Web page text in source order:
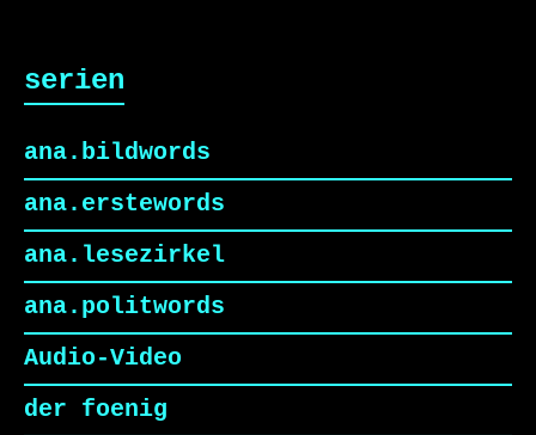
serien
ana.bildwords
ana.erstewords
ana.lesezirkel
ana.politwords
Audio-Video
der foenig